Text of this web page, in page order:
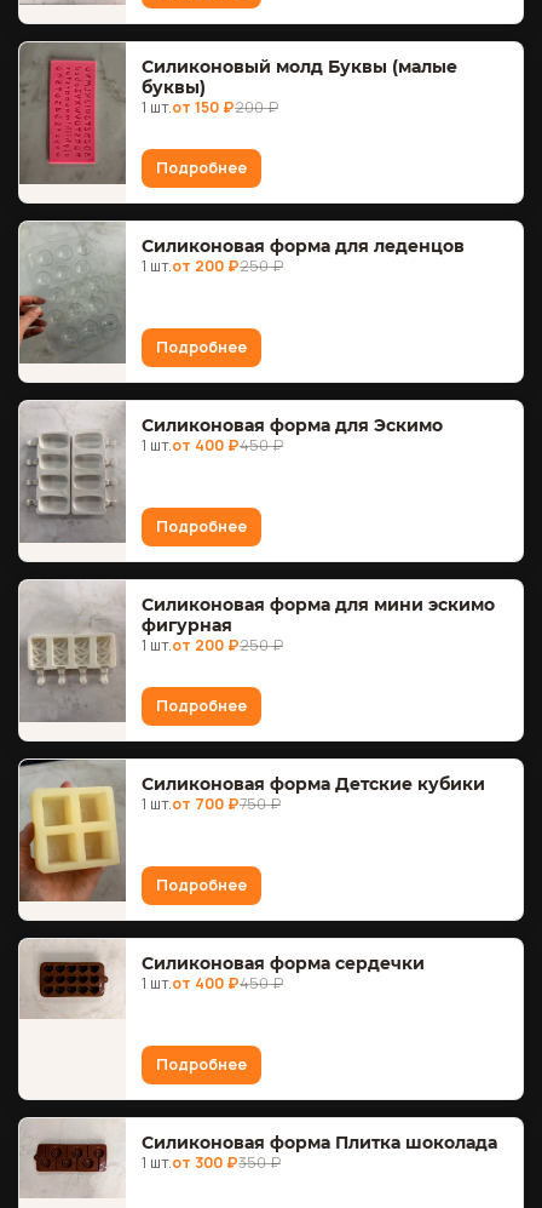
Силиконовый молд Буквы (малые
буквы)
1 шт.от 150 ₽200 ₽
Подробнее
Силиконовая форма для леденцов
1 шт.от 200 ₽250 ₽
Подробнее
Силиконовая форма для Эскимо
1 шт.от 400 ₽450 ₽
Подробнее
Силиконовая форма для мини эскимо
фигурная
1 шт.от 200 ₽250 ₽
Подробнее
Силиконовая форма Детские кубики
1 шт.от 700 ₽750 ₽
Подробнее
Силиконовая форма сердечки
1 шт.от 400 ₽450 ₽
Подробнее
Силиконовая форма Плитка шоколада
1 шт.от 300 ₽350 ₽